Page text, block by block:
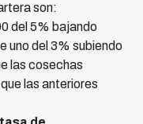
son:
del 5% bajando
uno del 3% subiendo
las cosechas
las anteriores